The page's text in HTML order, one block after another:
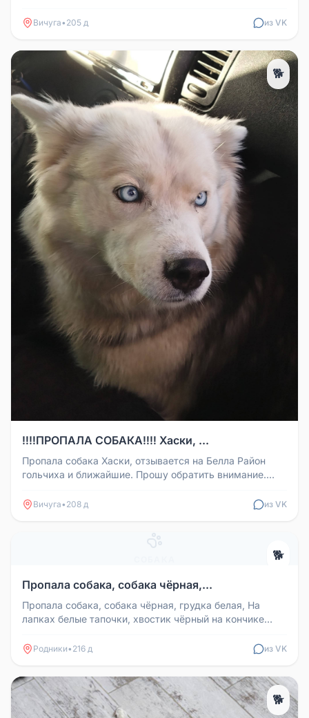
Вичуга• 205 д из VK
🐕
‼️‼️ПРОПАЛА СОБАКА‼️‼️ Хаски, ...
Пропала собака Хаски, отзывается на Белла Район
гольчиха и ближайшие. Прошу обратить внимание.
Вичуга• 208 д из VK
🐕
Пропала собака, собака чёрная,...
Пропала собака, собака чёрная, грудка белая, На
лапках белые тапочки, хвостик чёрный на кончике
Родники• 216 д из VK
🐕